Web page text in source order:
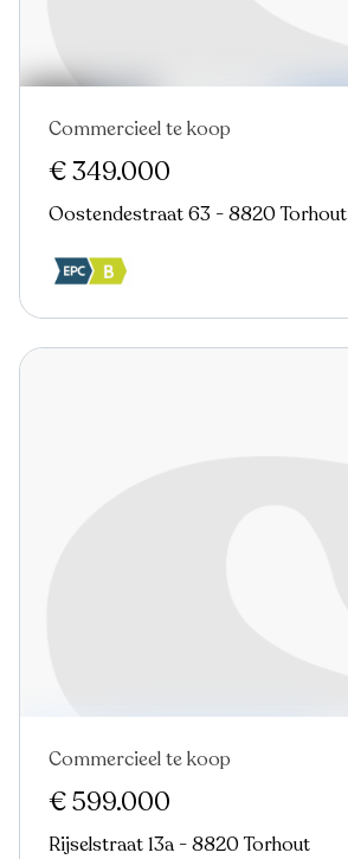
Commercieel te koop
€ 349.000
Oostendestraat 63 - 8820 Torhout
Commercieel te koop
€ 599.000
Rijselstraat 13a - 8820 Torhout